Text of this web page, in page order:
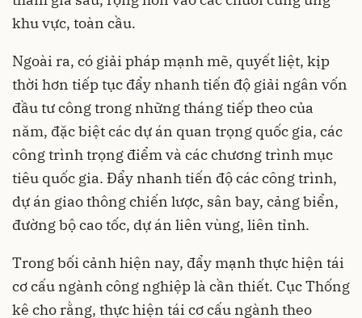
khu vực, toàn cầu.
Ngoài ra, có giải pháp mạnh mẽ, quyết liệt, kịp
thời hơn tiếp tục đẩy nhanh tiến độ giải ngân vốn
đầu tư công trong những tháng tiếp theo của
năm, đặc biệt các dự án quan trọng quốc gia, các
công trình trọng điểm và các chương trình mục
tiêu quốc gia. Đẩy nhanh tiến độ các công trình,
dự án giao thông chiến lược, sân bay, cảng biển,
đường bộ cao tốc, dự án liên vùng, liên tỉnh.
Trong bối cảnh hiện nay, đẩy mạnh thực hiện tái
cơ cấu ngành công nghiệp là cần thiết. Cục Thống
kê cho rằng, thực hiện tái cơ cấu ngành theo